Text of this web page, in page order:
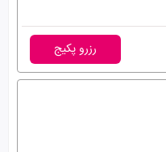
رزرو پکیج